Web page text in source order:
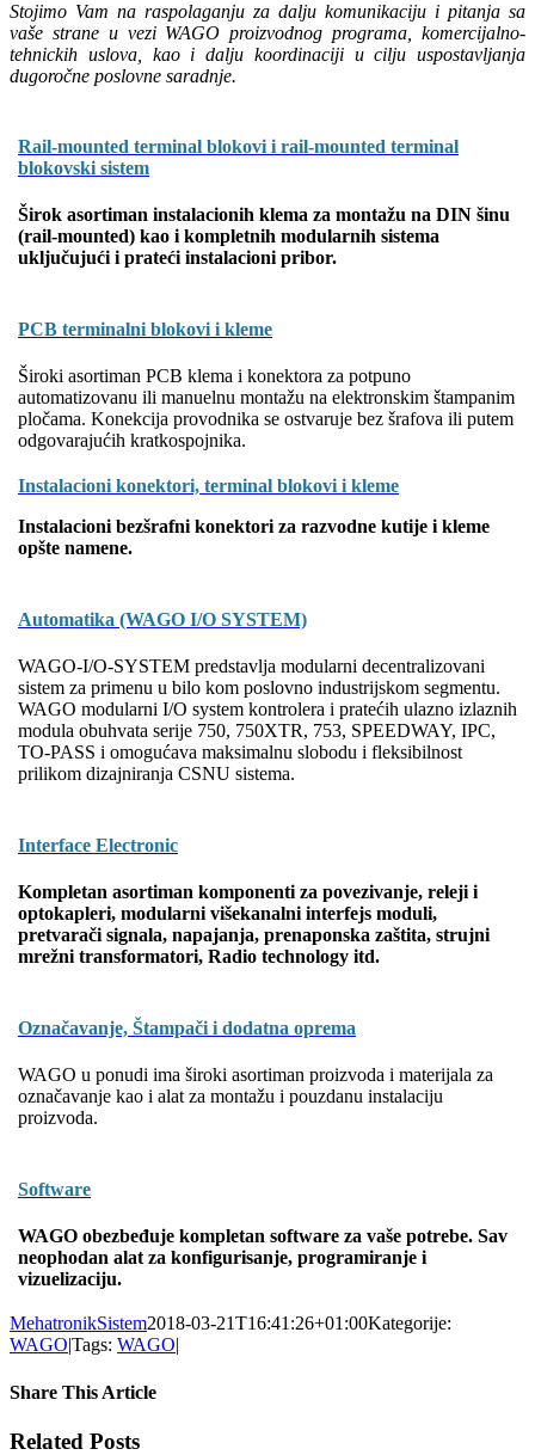
Stojimo Vam na raspolaganju za dalju komunikaciju i pitanja sa
vaše strane u vezi WAGO proizvodnog programa, komercijalno-
tehnickih uslova, kao i dalju koordinaciji u cilju uspostavljanja
dugoročne poslovne saradnje.
Rail-mounted terminal blokovi i rail-mounted terminal
blokovski sistem
Širok asortiman instalacionih klema za montažu na DIN šinu
(rail-mounted) kao i kompletnih modularnih sistema
uključujući i prateći instalacioni pribor.
PCB terminalni blokovi i kleme
Široki asortiman PCB klema i konektora za potpuno
automatizovanu ili manuelnu montažu na elektronskim štampanim
pločama. Konekcija provodnika se ostvaruje bez šrafova ili putem
odgovarajućih kratkospojnika.
Instalacioni konektori, terminal blokovi i kleme
Instalacioni bezšrafni konektori za razvodne kutije i kleme
opšte namene.
Automatika (WAGO I/O SYSTEM)
WAGO-I/O-SYSTEM predstavlja modularni decentralizovani
sistem za primenu u bilo kom poslovno industrijskom segmentu.
WAGO modularni I/O system kontrolera i pratećih ulazno izlaznih
modula obuhvata serije 750, 750XTR, 753, SPEEDWAY, IPC,
TO-PASS i omogućava maksimalnu slobodu i fleksibilnost
prilikom dizajniranja CSNU sistema.
Interface Electronic
Kompletan asortiman komponenti za povezivanje, releji i
optokapleri, modularni višekanalni interfejs moduli,
pretvarači signala, napajanja, prenaponska zaštita, strujni
mrežni transformatori, Radio technology itd.
Označavanje, Štampači i dodatna oprema
WAGO u ponudi ima široki asortiman proizvoda i materijala za
označavanje kao i alat za montažu i pouzdanu instalaciju
proizvoda.
Software
WAGO obezbeđuje kompletan software za vaše potrebe. Sav
neophodan alat za konfigurisanje, programiranje i
vizuelizaciju.
MehatronikSistem2018-03-21T16:41:26+01:00Kategorije:
WAGO|Tags: WAGO|
Share This Article
Facebook
X
LinkedIn
WhatsApp
Tumblr
Pinterest
Email
Related Posts